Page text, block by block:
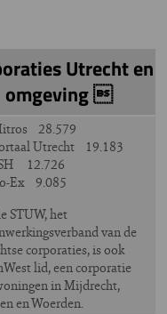
Utrecht en
omgeving 
28.579
Utrecht 19.183
12.726
Ex 9.085
STUW, het
van de
corporaties, is ook
lid, een corporatie
in Mijdrecht,
en Woerden.